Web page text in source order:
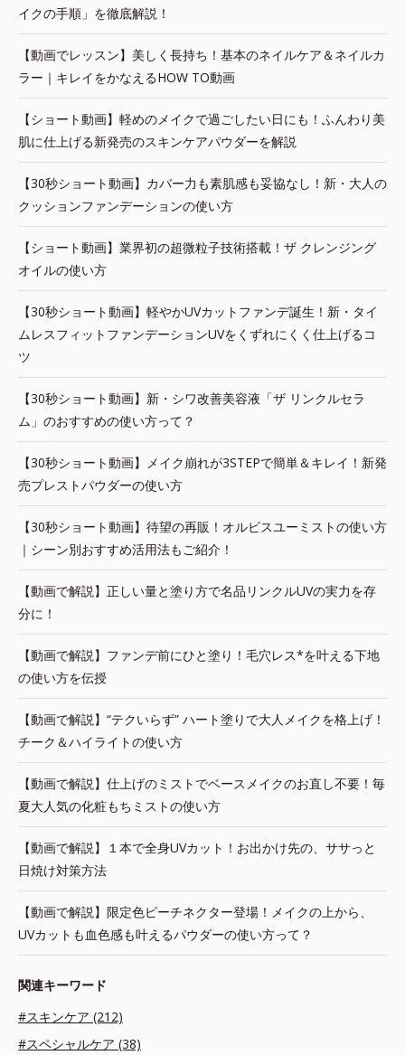
イクの手順」を徹底解説！
【動画でレッスン】美しく長持ち！基本のネイルケア＆ネイルカ
ラー｜キレイをかなえるHOW TO動画
【ショート動画】軽めのメイクで過ごしたい日にも！ふんわり美
肌に仕上げる新発売のスキンケアパウダーを解説
【30秒ショート動画】カバー力も素肌感も妥協なし！新・大人の
クッションファンデーションの使い方
【ショート動画】業界初の超微粒子技術搭載！ザ クレンジング
オイルの使い方
【30秒ショート動画】軽やかUVカットファンデ誕生！新・タイ
ムレスフィットファンデーションUVをくずれにくく仕上げるコ
ツ
【30秒ショート動画】新・シワ改善美容液「ザ リンクルセラ
ム」のおすすめの使い方って？
【30秒ショート動画】メイク崩れが3STEPで簡単＆キレイ！新発
売プレストパウダーの使い方
【30秒ショート動画】待望の再販！オルビスユーミストの使い方
｜シーン別おすすめ活用法もご紹介！
【動画で解説】正しい量と塗り方で名品リンクルUVの実力を存
分に！
【動画で解説】ファンデ前にひと塗り！毛穴レス*を叶える下地
の使い方を伝授
【動画で解説】“テクいらず” ハート塗りで大人メイクを格上げ！
チーク＆ハイライトの使い方
【動画で解説】仕上げのミストでベースメイクのお直し不要！毎
夏大人気の化粧もちミストの使い方
【動画で解説】１本で全身UVカット！お出かけ先の、ササっと
日焼け対策方法
【動画で解説】限定色ピーチネクター登場！メイクの上から、
UVカットも血色感も叶えるパウダーの使い方って？
関連キーワード
#スキンケア (212)
#スペシャルケア (38)